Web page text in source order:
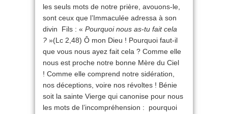
les seuls mots de notre prière, avouons-le,
sont ceux que l’Immaculée adressa à son
divin Fils : « Pourquoi nous as-tu fait cela
? »(Lc 2,48) Ô mon Dieu ! Pourquoi faut-il
que vous nous ayez fait cela ? Comme elle
nous est proche notre bonne Mère du Ciel
! Comme elle comprend notre sidération,
nos déceptions, voire nos révoltes ! Bénie
soit la sainte Vierge qui canonise pour nous
les mots de l’incompréhension : pourquoi